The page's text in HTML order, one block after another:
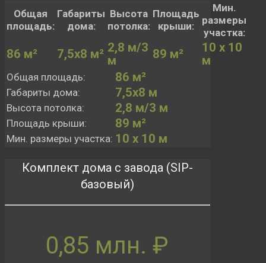
Общая
площадь:
Габариты
дома:
Высота
потолка:
Площадь
крыши:
Мин.
размеры
участка:
86 м² 7,5х8 м² 2,8 м/3
м
89 м²
10 х 10
м
Общая площадь: 86 м²
Габариты дома: 7,5х8 м
Высота потолка: 2,8 м/3 м
Площадь крыши: 89 м²
Мин. размеры участка: 10 х 10 м
Комплект дома с завода (SIP-
базовый)
0,85 млн. ₽